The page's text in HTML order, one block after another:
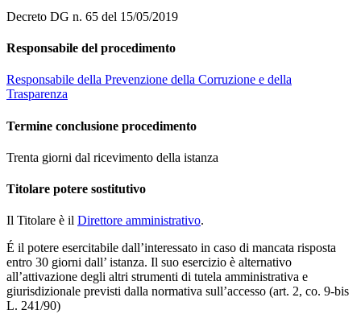
Decreto DG n. 65 del 15/05/2019
Responsabile del procedimento
Responsabile della Prevenzione della Corruzione e della
Trasparenza
Termine conclusione procedimento
Trenta giorni dal ricevimento della istanza
Titolare potere sostitutivo
Il Titolare è il Direttore amministrativo.
É il potere esercitabile dall’interessato in caso di mancata risposta
entro 30 giorni dall’ istanza. Il suo esercizio è alternativo
all’attivazione degli altri strumenti di tutela amministrativa e
giurisdizionale previsti dalla normativa sull’accesso (art. 2, co. 9-bis
L. 241/90)